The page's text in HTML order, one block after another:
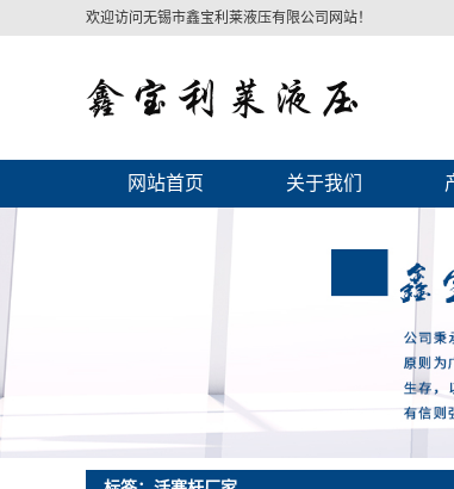
欢迎访问无锡市鑫宝利莱液压有限公司网站！
网站首页 关于我们
重